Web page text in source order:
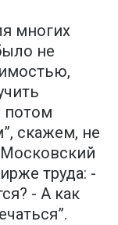
многих
не
потом
скажем, не
труда: -
- А как